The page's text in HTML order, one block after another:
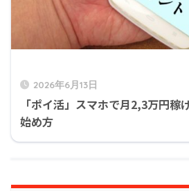
2026年6月13日
「ポイ活」スマホで月2,3万円稼
始め方